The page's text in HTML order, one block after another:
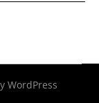
WordPress